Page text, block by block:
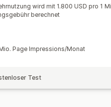
wird mit 1.800 USD pro 1
berechnet
Page Impressions/Monat
Test